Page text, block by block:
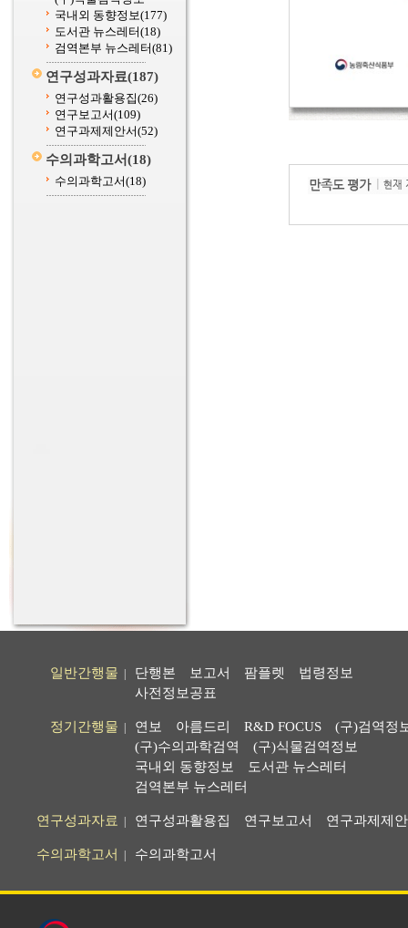
국내외 동향정보(177)
도서관 뉴스레터(18)
검역본부 뉴스레터(81)
연구성과자료(187)
연구성과활용집(26)
연구보고서(109)
연구과제제안서(52)
수의과학고서(18)
수의과학고서(18)
일반간행물 단행본 보고서 팜플렛
법령정보
사전정보공표
정기간행물 연보 아름드리 R&D FOCUS
(구)검역정
(구)수의과학검역
(구)식물검역정보
국내외 동향정보
도서관 뉴스레터
검역본부 뉴스레터
연구성과자료 연구성과활용집 연구보고서 연구과제제
수의과학고서 수의과학고서